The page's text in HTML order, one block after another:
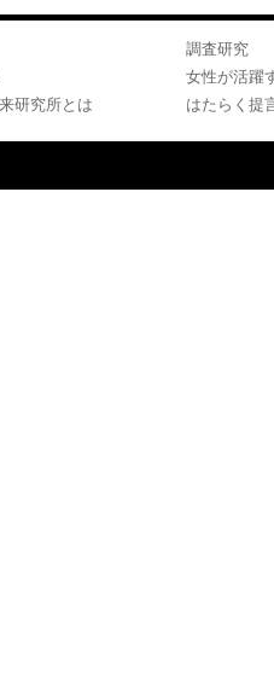
研究所とは
調査研究
女性が活躍
はたらく提